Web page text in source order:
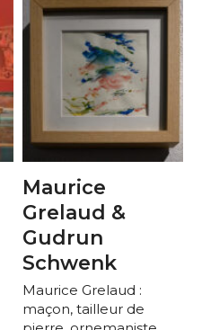
Maurice
Grelaud &
Gudrun
Schwenk
Maurice Grelaud :
maçon, tailleur de